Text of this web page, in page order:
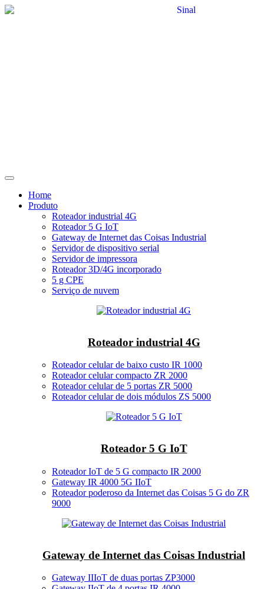
Home
Produto
Roteador industrial 4G
Roteador 5 G IoT
Gateway de Internet das Coisas Industrial
Servidor de dispositivo serial
Servidor de impressora
Roteador 3D/4G incorporado
5 g CPE
Serviço de nuvem
Roteador industrial 4G
Roteador celular de baixo custo IR 1000
Roteador celular compacto ZR 2000
Roteador celular de 5 portas ZR 5000
Roteador celular de dois módulos ZS 5000
Roteador 5 G IoT
Roteador IoT de 5 G compacto IR 2000
Gateway IR 4000 5G IIoT
Roteador poderoso da Internet das Coisas 5 G do ZR
9000
Gateway de Internet das Coisas Industrial
Gateway IIIoT de duas portas ZP3000